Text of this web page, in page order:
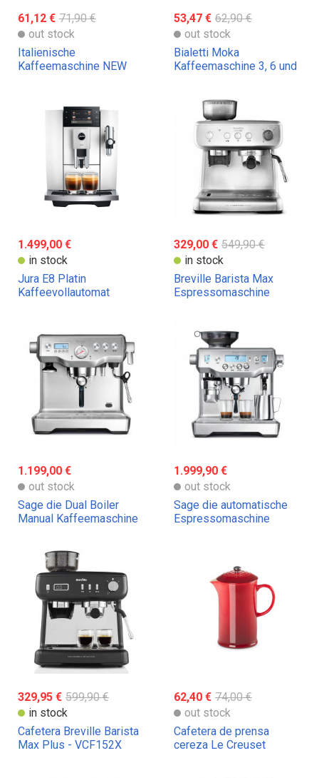
61,12 € 71,90 €
out stock
Italienische
Kaffeemaschine NEW
53,47 € 62,90 €
out stock
Bialetti Moka
Kaffeemaschine 3, 6 und
1.499,00 €
in stock
Jura E8 Platin
Kaffeevollautomat
329,00 € 549,90 €
in stock
Breville Barista Max
Espressomaschine
1.199,00 €
out stock
Sage die Dual Boiler
Manual Kaffeemaschine
1.999,90 €
out stock
Sage die automatische
Espressomaschine
329,95 € 599,90 €
in stock
Cafetera Breville Barista
Max Plus - VCF152X
62,40 € 74,00 €
out stock
Cafetera de prensa
cereza Le Creuset